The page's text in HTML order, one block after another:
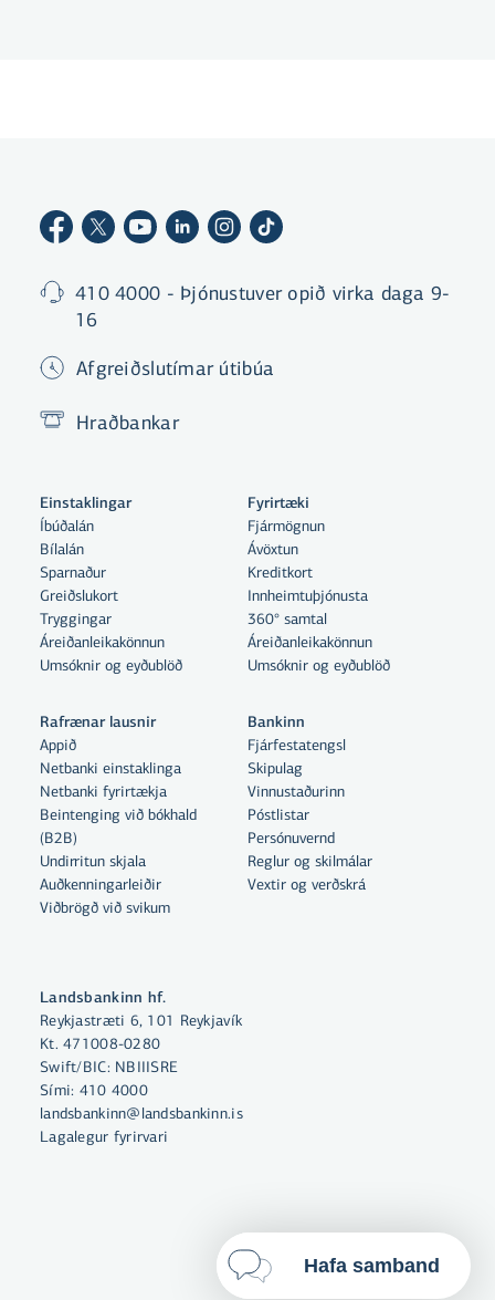
Með því að smella á „Leyfa allar“
samþykkir þú notkun á vefkökum
til þess að auka virkni vefsins,
greina vefnotkun og aðstoða við
Velja vefkökur
410 4000 - Þjónustuver opið virka daga 9-
16
Afgreiðslutímar útibúa
Hraðbankar
Landsbankinn hf.
Reykjastræti 6, 101 Reykjavík
Kt. 471008-0280
Swift/BIC: NBIIISRE
Sími: 410 4000
landsbankinn@landsbankinn.is
Lagalegur fyrirvari
Einstaklingar
Íbúðalán
Bílalán
Sparnaður
Greiðslukort
Tryggingar
Áreiðanleikakönnun
Umsóknir og eyðublöð
Fyrirtæki
Fjármögnun
Ávöxtun
Kreditkort
Innheimtuþjónusta
360° samtal
Áreiðanleikakönnun
Umsóknir og eyðublöð
Rafrænar lausnir
Appið
Netbanki einstaklinga
Netbanki fyrirtækja
Beintenging við bókhald
(B2B)
Undirritun skjala
Auðkenningarleiðir
Viðbrögð við svikum
Bankinn
Fjárfestatengsl
Skipulag
Vinnustaðurinn
Póstlistar
Persónuvernd
Reglur og skilmálar
Vextir og verðskrá
Hafa samband